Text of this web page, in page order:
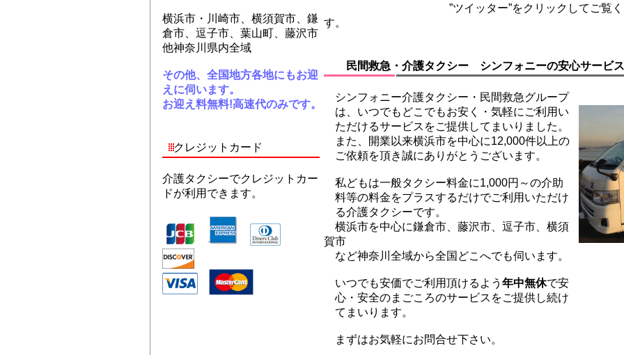
”ツイッター”をクリックしてご覧くださ
す。
民間救急・介護タクシー シンフォニーの安心サービス
シンフォニー介護タクシー・民間救急グループ
は、いつでもどこでもお安く・気軽にご利用い
ただけるサービスをご提供してまいりました。
また、開業以来横浜市を中心に12,000件以上の
ご依頼を頂き誠にありがとうございます。
私どもは一般タクシー料金に1,000円～の介助
料等の料金をプラスするだけでご利用いただけ
る介護タクシーです。
横浜市を中心に鎌倉市、藤沢市、逗子市、横須
賀市
など神奈川全域から全国どこへでも伺います。
いつでも安価でご利用頂けるよう 年中無休で安
心・安全のまごころのサービスをご提供し続け
てまいります。
まずはお気軽にお問合せ下さい。
横浜市・川崎市、横須賀市、鎌
倉市、逗子市、葉山町、藤沢市
他神奈川県内全域
その他、全国地方各地にもお迎
えに伺います。
お迎え料無料!高速代のみです。
クレジットカード
介護タクシーでクレジットカー
ドが利用できます。